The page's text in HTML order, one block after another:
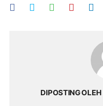
DIPOSTING OLEH